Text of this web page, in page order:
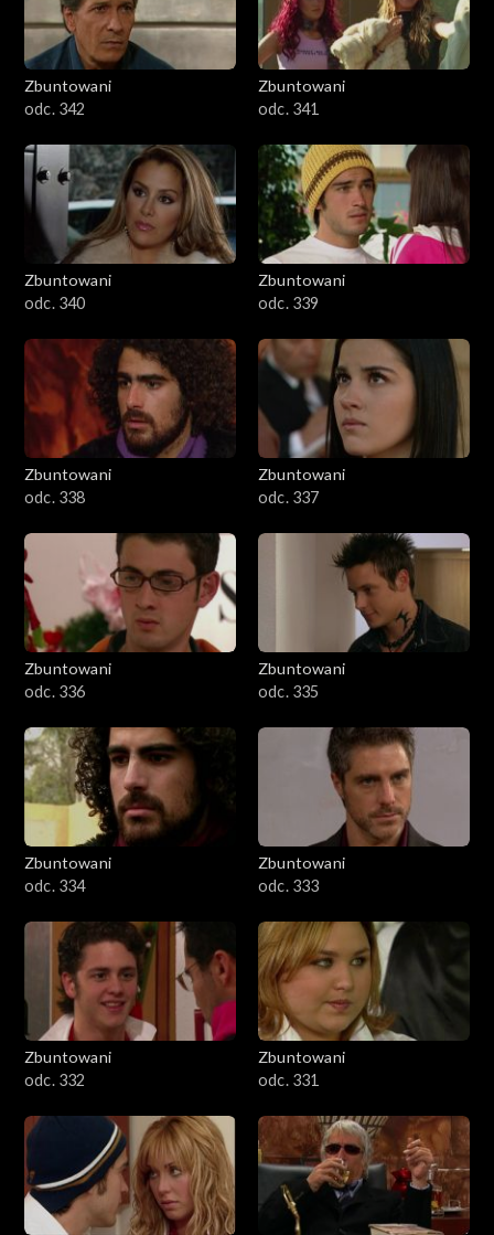
Zbuntowani
odc. 342
Zbuntowani
odc. 341
Zbuntowani
odc. 340
Zbuntowani
odc. 339
Zbuntowani
odc. 338
Zbuntowani
odc. 337
Zbuntowani
odc. 336
Zbuntowani
odc. 335
Zbuntowani
odc. 334
Zbuntowani
odc. 333
Zbuntowani
odc. 332
Zbuntowani
odc. 331